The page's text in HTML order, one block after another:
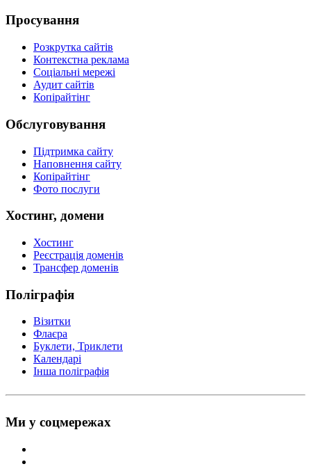
Просування
Розкрутка сайтів
Контекстна реклама
Соціальні мережі
Аудит сайтів
Копірайтінг
Обслуговування
Підтримка сайту
Наповнення сайту
Копірайтінг
Фото послуги
Хостинг, домени
Хостинг
Реєстрація доменів
Трансфер доменів
Поліграфія
Візитки
Флаєра
Буклети, Триклети
Календарі
Інша поліграфія
Ми у соцмережах